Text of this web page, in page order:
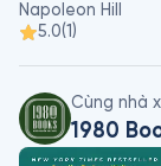
Napoleon Hill
5.0(1)
Cùng nhà
1980